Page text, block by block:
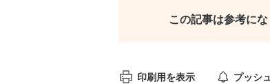
この記事は参考に
印刷用を表示 プッシ